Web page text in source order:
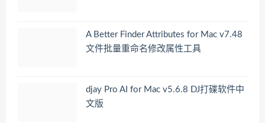
A Better Finder Attributes for Mac v7.48
文件批量重命名修改属性工具
djay Pro AI for Mac v5.6.8 DJ打碟软件中
文版